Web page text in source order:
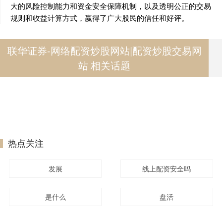
大的风险控制能力和资金安全保障机制，以及透明公正的交易
规则和收益计算方式，赢得了广大股民的信任和好评。
联华证券-网络配资炒股网站|配资炒股交易网
站 相关话题
热点关注
发展 线上配资安全吗
是什么 盘活